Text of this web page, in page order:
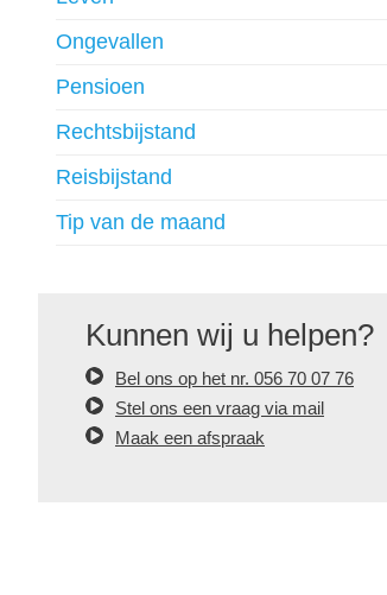
Ongevallen
Pensioen
Rechtsbijstand
Reisbijstand
Tip van de maand
Kunnen wij u helpen?
Bel ons op het nr. 056 70 07 76
Stel ons een vraag via mail
Maak een afspraak